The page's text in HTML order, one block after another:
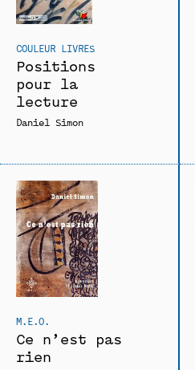
COULEUR LIVRES
Positions
pour la
lecture
Daniel Simon
M.E.O.
Ce n’est pas
rien